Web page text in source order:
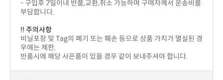
부담합니다.
!! 주의사항
우에는 제한.
반품시에 해당 사은품이 있을 경우 같이 보내주셔야 합니다.